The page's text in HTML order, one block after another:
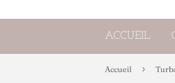
ACCUEIL
Accueil ›